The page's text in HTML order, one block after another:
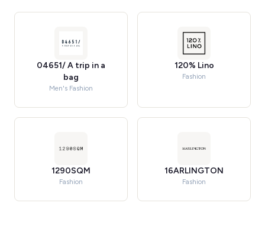
04651/ A trip in a
bag
Men's Fashion
120% Lino
Fashion
1290SQM
Fashion
16ARLINGTON
Fashion